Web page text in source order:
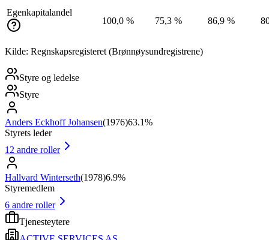
Egenkapitalandel
100,0 %
75,3 % 86,9 %
Kilde: Regnskapsregisteret (Brønnøysundregistrene)
Styre og ledelse
Styre
Anders Eckhoff Johansen(1976)63.1%
Styrets leder
12 andre roller
Hallvard Winterseth(1978)6.9%
Styremedlem
6 andre roller
Tjenesteytere